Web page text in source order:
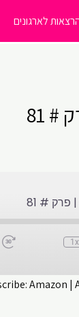
לארגונים
81
# 81
1x
Amazon |